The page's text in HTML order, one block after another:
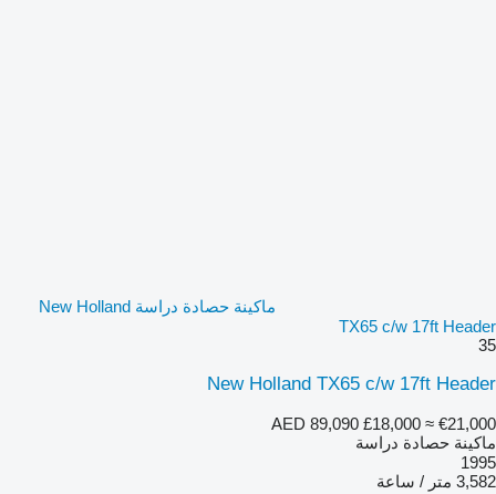
ماكينة حصادة دراسة New Holland
TX65 c/w 17ft Header
35
New Holland TX65 c/w 17ft Header
AED 89,090 £18,000 ≈ €21,000
ماكينة حصادة دراسة
1995
3,582 متر / ساعة